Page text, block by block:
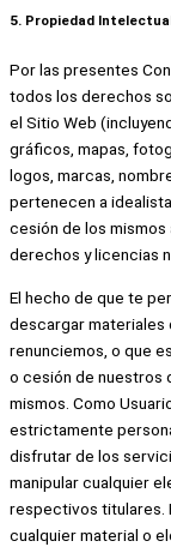
5. Propiedad
Por las presentes
todos los derechos
el Sitio Web
gráficos, mapas,
logos, marcas,
pertenecen a
cesión de los
derechos y licencias
El hecho de que te
descargar materiales
renunciemos, o que
o cesión de nuestros
mismos. Como
estrictamente
disfrutar de los
manipular cualquier
respectivos titulares.
cualquier material o